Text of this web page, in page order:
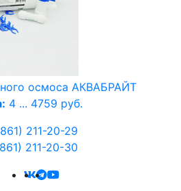
осмоса АКВАБРАЙТ
4 ... 4759 руб.
211-20-29
211-20-30